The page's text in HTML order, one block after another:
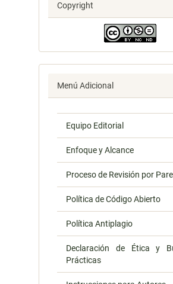
Copyright
Menú Adicional
Equipo Editorial
Enfoque y Alcance
Proceso de Revisión por
Política de Código Abierto
Política Antiplagio
Declaración de Ética y
Prácticas